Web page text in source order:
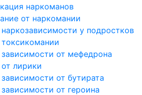
наркоманов
от наркомании
у подростков
от мефедрона
лирики
от бутирата
от героина